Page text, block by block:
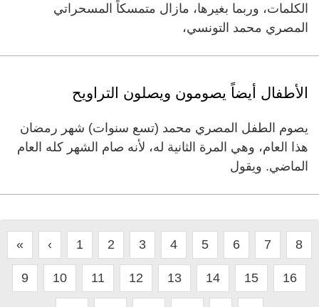
الكلمات، وربما بغيرها، مازال متمسكاً المسحراتي
المصري محمد التونسي،
الأطفال أيضاً يصومون ويصلون التراويح
يصوم الطفل المصري محمد (تسع سنوات) شهر رمضان
هذا العام، وهي المرة الثانية له، لأنه صام الشهر كله العام
الماضي. ويقول
« ‹ 1 2 3 4 5 6 7 8
9 10 11 12 13 14 15 16